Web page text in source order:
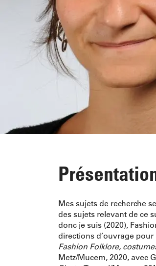
Mes sujets de recherche
des sujets relevant de ce
donc je suis (2020),
directions d’ouvrage
Fashion Folklore,
Metz/Mucem, 2020, avec